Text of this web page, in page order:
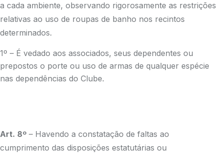
a cada ambiente, observando rigorosamente as restrições
relativas ao uso de roupas de banho nos recintos
determinados.
1º – É vedado aos associados, seus dependentes ou
prepostos o porte ou uso de armas de qualquer espécie
nas dependências do Clube.
Art. 8º – Havendo a constatação de faltas ao
cumprimento das disposições estatutárias ou